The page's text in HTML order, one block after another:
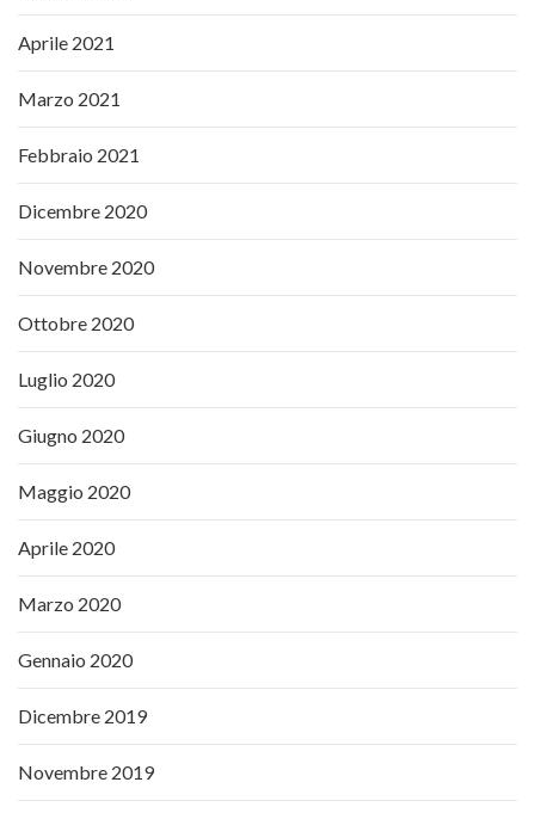
Aprile 2021
Marzo 2021
Febbraio 2021
Dicembre 2020
Novembre 2020
Ottobre 2020
Luglio 2020
Giugno 2020
Maggio 2020
Aprile 2020
Marzo 2020
Gennaio 2020
Dicembre 2019
Novembre 2019